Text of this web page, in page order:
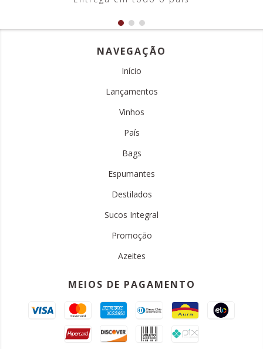
NAVEGAÇÃO
Início
Lançamentos
Vinhos
País
Bags
Espumantes
Destilados
Sucos Integral
Promoção
Azeites
MEIOS DE PAGAMENTO